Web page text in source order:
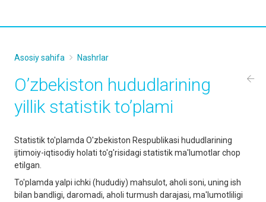
Asosiy sahifa Nashrlar
O’zbekiston hududlarining
yillik statistik to’plami
Statistik to'plamda O'zbekiston Respublikasi hududlarining
ijtimoiy-iqtisodiy holati to'g'risidagi statistik ma'lumotlar chop
etilgan.
To'plamda yalpi ichki (hududiy) mahsulot, aholi soni, uning ish
bilan bandligi, daromadi, aholi turmush darajasi, ma'lumotliligi